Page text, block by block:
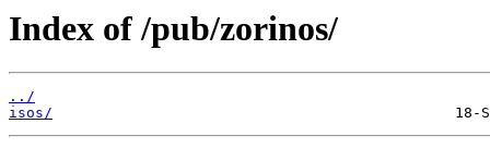
Index of /pub/zorinos/
../
isos/